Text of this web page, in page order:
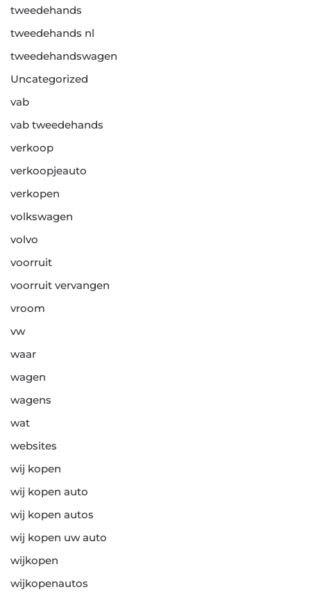
tweedehands
tweedehands nl
tweedehandswagen
Uncategorized
vab
vab tweedehands
verkoop
verkoopjeauto
verkopen
volkswagen
volvo
voorruit
voorruit vervangen
vroom
vw
waar
wagen
wagens
wat
websites
wij kopen
wij kopen auto
wij kopen autos
wij kopen uw auto
wijkopen
wijkopenautos